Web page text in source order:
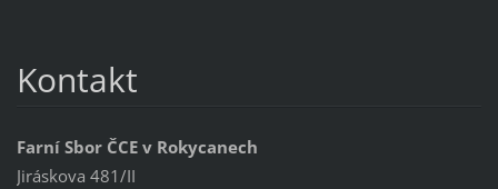
Kontakt
Farní Sbor ČCE v Rokycanech
Jiráskova 481/II